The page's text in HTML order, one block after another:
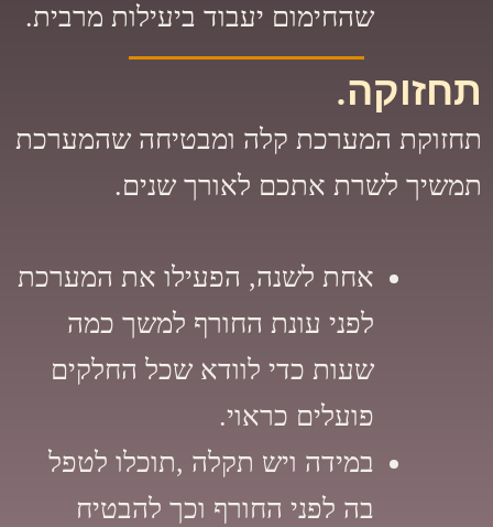
שהחימום יעבוד ביעילות מרבית.
תחזוקה.
תחזוקת המערכת קלה ומבטיחה שהמערכת
תמשיך לשרת אתכם לאורך שנים.
אחת לשנה, הפעילו את המערכת
לפני עונת החורף למשך כמה
שעות כדי לוודא שכל החלקים
פועלים כראוי.
במידה ויש תקלה ,תוכלו לטפל
בה לפני החורף וכך להבטיח